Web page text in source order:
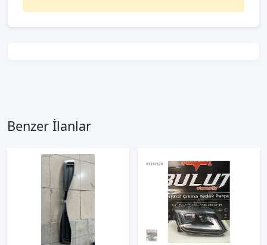
Benzer İlanlar